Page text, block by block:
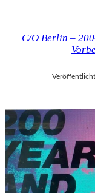
C/O Berlin –